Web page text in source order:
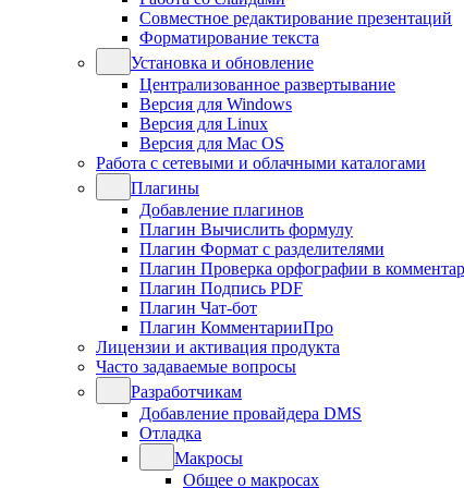
Совместное редактирование презентаций
Форматирование текста
Установка и обновление
Централизованное развертывание
Версия для Windows
Версия для Linux
Версия для Mac OS
Работа с сетевыми и облачными каталогами
Плагины
Добавление плагинов
Плагин Вычислить формулу
Плагин Формат с разделителями
Плагин Проверка орфографии в
Плагин Подпись PDF
Плагин Чат-бот
Плагин КомментарииПро
Лицензии и активация продукта
Часто задаваемые вопросы
Разработчикам
Добавление провайдера DMS
Отладка
Макросы
Общее о макросах